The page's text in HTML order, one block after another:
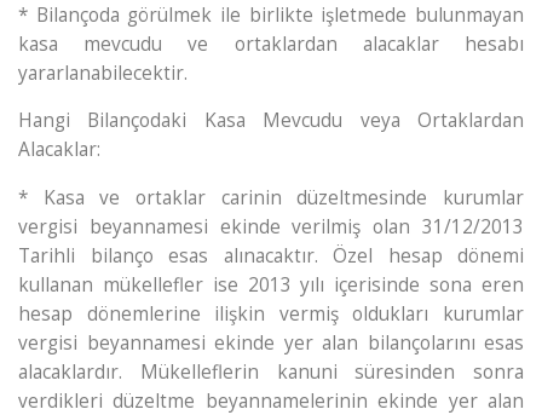
* Bilançoda görülmek ile birlikte işletmede bulunmayan
kasa mevcudu ve ortaklardan alacaklar hesabı
yararlanabilecektir.
Hangi Bilançodaki Kasa Mevcudu veya Ortaklardan
Alacaklar:
* Kasa ve ortaklar carinin düzeltmesinde kurumlar
vergisi beyannamesi ekinde verilmiş olan 31/12/2013
Tarihli bilanço esas alınacaktır. Özel hesap dönemi
kullanan mükellefler ise 2013 yılı içerisinde sona eren
hesap dönemlerine ilişkin vermiş oldukları kurumlar
vergisi beyannamesi ekinde yer alan bilançolarını esas
alacaklardır. Mükelleflerin kanuni süresinden sonra
verdikleri düzeltme beyannamelerinin ekinde yer alan